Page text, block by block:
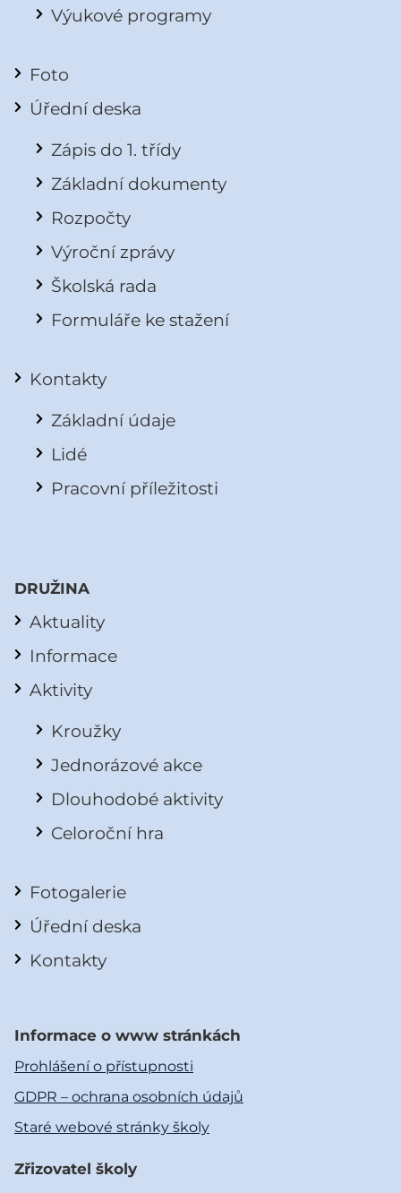
Výukové programy
Foto
Úřední deska
Zápis do 1. třídy
Základní dokumenty
Rozpočty
Výroční zprávy
Školská rada
Formuláře ke stažení
Kontakty
Základní údaje
Lidé
Pracovní příležitosti
DRUŽINA
Aktuality
Informace
Aktivity
Kroužky
Jednorázové akce
Dlouhodobé aktivity
Celoroční hra
Fotogalerie
Úřední deska
Kontakty
Informace o www stránkách
Prohlášení o přístupnosti
GDPR – ochrana osobních údajů
Staré webové stránky školy
Zřizovatel školy